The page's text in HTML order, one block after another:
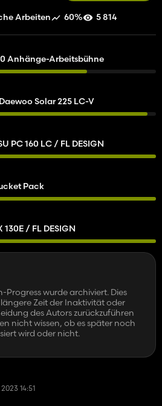
Arbeiten 60% 5 814
Progress wurde archiviert. Dies
Zeit der Inaktivität oder
des Autors zurückzuführen
nicht wissen, ob es später noch
wird oder nicht.
14:51
Anhänge-Arbeitsbühne
Solar 225 LC-V
PC 160 LC / FL DESIGN
Pack
130E / FL DESIGN